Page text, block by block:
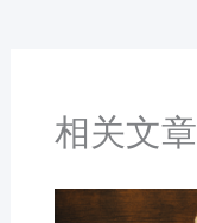
相关文章